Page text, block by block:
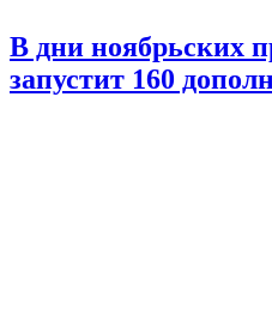
В дни ноябрьских
запустит 160